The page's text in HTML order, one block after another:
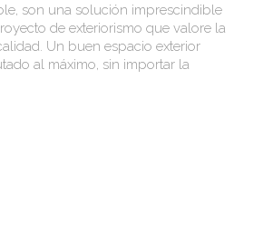
son una solución imprescindible
de exteriorismo que valore la
Un buen espacio exterior
al máximo, sin importar la